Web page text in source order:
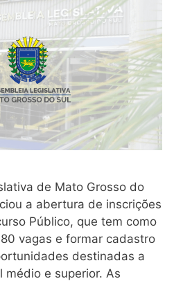
de Mato Grosso do
a abertura de inscrições
Público, que tem como
vagas e formar cadastro
destinadas a
e superior. As